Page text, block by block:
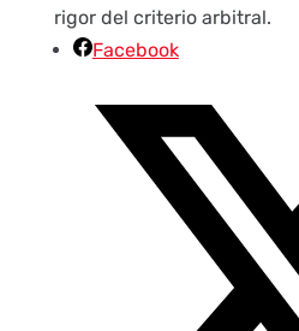
rigor del criterio arbitral.
Facebook